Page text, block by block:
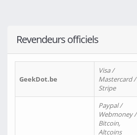
Revendeurs officiels
GeekDot.be
Visa /
Mastercard /
Stripe
Paypal /
Webmoney /
Bitcoin,
Altcoins